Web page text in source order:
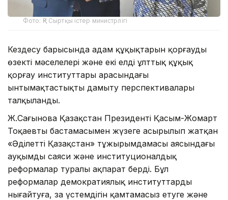
Фото: ҚР Сыртқы істер министрлігі
Кездесу барысында адам құқықтарын қорғаудың
өзекті мәселелері және екі елдің ұлттық құқық
қорғау институттары арасындағы
ынтымақтастықты дамыту перспективалары
талқыланды.
Ж.Сағынова Қазақстан Президенті Қасым-Жомарт
Тоқаевтың бастамасымен жүзеге асырылып жатқан
«Әділетті Қазақстан» тұжырымдамасы аясындағы
ауқымды саяси және институционалдық
реформалар туралы ақпарат берді. Бұл
реформалар демократиялық институттарды
нығайтуға, заң үстемдігін қамтамасыз етуге және